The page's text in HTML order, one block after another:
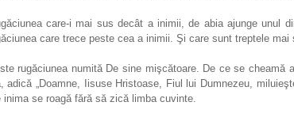
care-i mai sus decât a inimii, de abia ajunge unul
care trece peste cea a inimii. Şi care sunt treptele mai
rugăciunea numită De sine mişcătoare. De ce se cheamă
adică „Doamne, Iisuse Hristoase, Fiul lui Dumnezeu,
inima se roagă fără să zică limba cuvinte.